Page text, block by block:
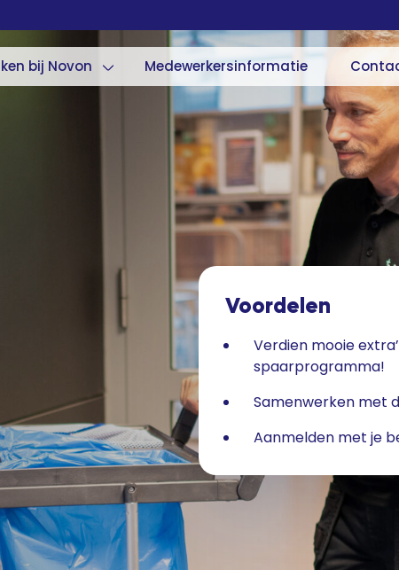
bij Novon Medewerkersinformatie
Voordelen
Verdien mooie
spaarprogramma!
Samenwerken met
Aanmelden met je